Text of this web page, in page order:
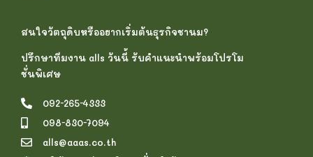
สนใจวัตถุดิบหรืออยากเริ่มต้นธุรกิจชานม?
ปรึกษาทีมงาน alls วันนี้ รับคำแนะนำพร้อมโปรโม
ชั่นพิเศษ
092-265-4333
098-830-7094
alls@aaas.co.th